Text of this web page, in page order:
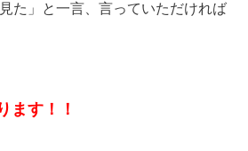
た」と一言、言っていただければ
ます！！